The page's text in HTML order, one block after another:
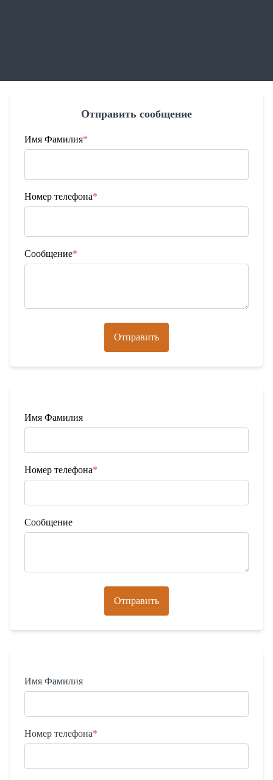
Отправить сообщение
Имя Фамилия*
Номер телефона*
Сообщение*
Отправить
Имя Фамилия
Номер телефона*
Сообщение
Отправить
Имя Фамилия
Номер телефона*